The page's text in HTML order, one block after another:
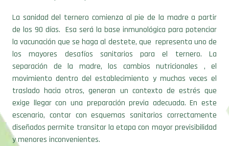
La sanidad del ternero comienza al pie de la madre a partir
de los 90 días. Esa será la base inmunológica para potenciar
la vacunación que se haga al destete, que representa uno de
los mayores desafíos sanitarios para el ternero. La
separación de la madre, los cambios nutricionales , el
movimiento dentro del establecimiento y muchas veces el
traslado hacia otros, generan un contexto de estrés que
exige llegar con una preparación previa adecuada. En este
escenario, contar con esquemas sanitarios correctamente
diseñados permite transitar la etapa con mayor previsibilidad
y menores inconvenientes.